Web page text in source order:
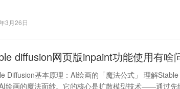
3月26日
diffusion网页版inpaint功能使用有啥
Diffusion基本原理：AI绘画的「魔法公式」 理解
绘画的魔法面纱。它的核心是扩散模型技术——通过